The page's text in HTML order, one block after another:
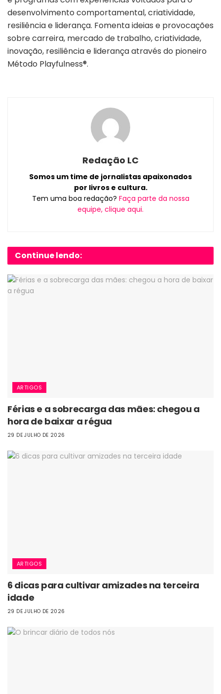
desenvolvimento comportamental, criatividade,
resiliência e liderança. Fomenta ideias e provocações
sobre carreira, mercado de trabalho, criatividade,
inovação, resiliência e liderança através do pioneiro
Método Playfulness®.
Redação LC
Somos um time de jornalistas apaixonados
por livros e cultura.
Tem uma boa redação? Faça parte da nossa
equipe, clique aqui.
Continue lendo:
ARTIGOS
Férias e a sobrecarga das mães: chegou a
hora de baixar a régua
29 DE JULHO DE 2026
ARTIGOS
6 dicas para cultivar amizades na terceira
idade
29 DE JULHO DE 2026